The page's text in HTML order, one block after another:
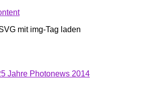
Jahre Photonews 2014